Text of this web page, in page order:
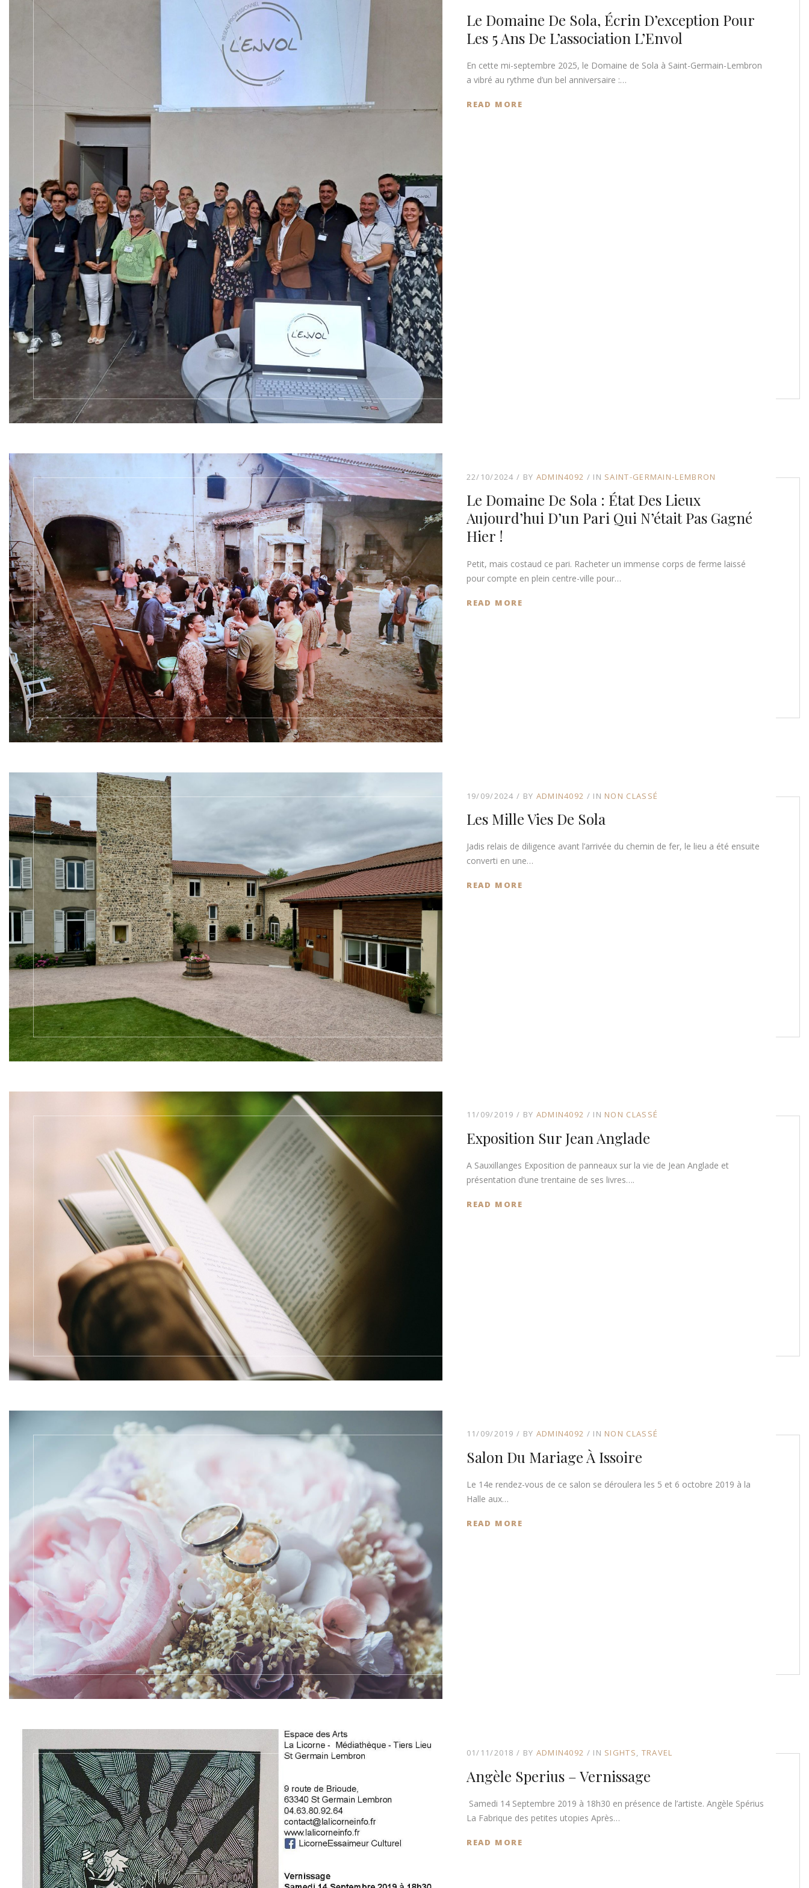
Le Domaine De Sola, Écrin D’exception Pour
Les 5 Ans De L’association L’Envol
En cette mi-septembre 2025, le Domaine de Sola à Saint-Germain-Lembron
a vibré au rythme d’un bel anniversaire :…
READ MORE
22/10/2024 BY ADMIN4092 IN SAINT-GERMAIN-LEMBRON
Le Domaine De Sola : État Des Lieux
Aujourd’hui D’un Pari Qui N’était Pas Gagné
Hier !
Petit, mais costaud ce pari. Racheter un immense corps de ferme laissé
pour compte en plein centre-ville pour…
READ MORE
19/09/2024 BY ADMIN4092 IN NON CLASSÉ
Les Mille Vies De Sola
Jadis relais de diligence avant l’arrivée du chemin de fer, le lieu a été ensuite
converti en une…
READ MORE
11/09/2019 BY ADMIN4092 IN NON CLASSÉ
Exposition Sur Jean Anglade
A Sauxillanges Exposition de panneaux sur la vie de Jean Anglade et
présentation d’une trentaine de ses livres….
READ MORE
11/09/2019 BY ADMIN4092 IN NON CLASSÉ
Salon Du Mariage À Issoire
Le 14e rendez-vous de ce salon se déroulera les 5 et 6 octobre 2019 à la
Halle aux…
READ MORE
01/11/2018 BY ADMIN4092 IN SIGHTS TRAVEL
Angèle Sperius – Vernissage
Samedi 14 Septembre 2019 à 18h30 en présence de l’artiste. Angèle Spérius
La Fabrique des petites utopies Après…
READ MORE